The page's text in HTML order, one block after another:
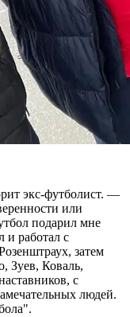
экс-футболист. —
или
подарил мне
и работал с
затем
Зуев, Коваль,
с
людей.